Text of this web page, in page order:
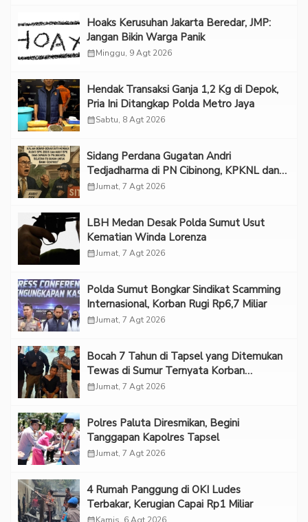
Hoaks Kerusuhan Jakarta Beredar, JMP:
Jangan Bikin Warga Panik
calendar_monthMinggu, 9 Agt 2026
Hendak Transaksi Ganja 1,2 Kg di Depok,
Pria Ini Ditangkap Polda Metro Jaya
calendar_monthSabtu, 8 Agt 2026
Sidang Perdana Gugatan Andri
Tedjadharma di PN Cibinong, KPKNL dan
PUPN Mangkir
calendar_monthJumat, 7 Agt 2026
LBH Medan Desak Polda Sumut Usut
Kematian Winda Lorenza
calendar_monthJumat, 7 Agt 2026
Polda Sumut Bongkar Sindikat Scamming
Internasional, Korban Rugi Rp6,7 Miliar
calendar_monthJumat, 7 Agt 2026
Bocah 7 Tahun di Tapsel yang Ditemukan
Tewas di Sumur Ternyata Korban
Kekerasan Seksual
calendar_monthJumat, 7 Agt 2026
Polres Paluta Diresmikan, Begini
Tanggapan Kapolres Tapsel
calendar_monthJumat, 7 Agt 2026
‎4 Rumah Panggung di OKI Ludes
Terbakar, Kerugian Capai Rp1 Miliar
calendar_monthKamis, 6 Agt 2026